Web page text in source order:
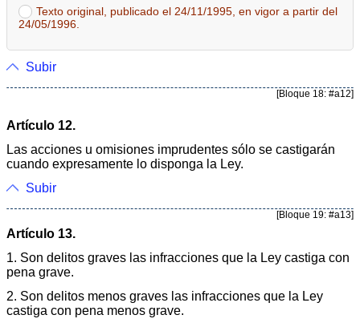
Texto original, publicado el 24/11/1995, en vigor a partir del
24/05/1996.
Subir
[Bloque 18: #a12]
Artículo 12.
Las acciones u omisiones imprudentes sólo se castigarán
cuando expresamente lo disponga la Ley.
Subir
[Bloque 19: #a13]
Artículo 13.
1. Son delitos graves las infracciones que la Ley castiga con
pena grave.
2. Son delitos menos graves las infracciones que la Ley
castiga con pena menos grave.